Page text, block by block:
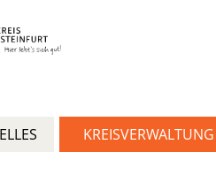
KREISVERWALTUNG